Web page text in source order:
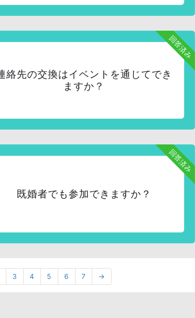
回答済み
絡先の交換はイベントを通じてでき
ますか？
回答済み
既婚者でも参加できますか？
3 4 5 6 7 →